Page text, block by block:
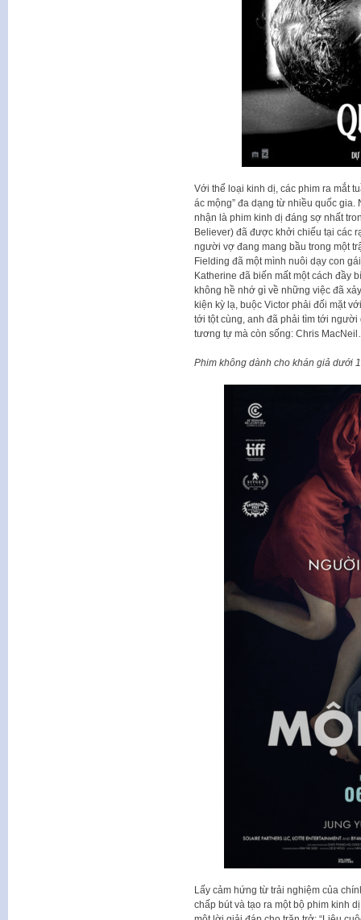
Với thể loại kinh dị, các phim ra mắt
ác mộng” đa dạng từ nhiều quốc
nhận là phim kinh dị đáng sợ nhất
Believer) đã được khởi chiếu tại các
người vợ đang mang bầu trong một
Fielding đã một mình nuôi dạy con
Katherine đã biến mất một cách đầy
không hề nhớ gì về những việc đã
kiện kỳ lạ, buộc Victor phải đối mặt
tới tột cùng, anh đã phải tìm tới
tương tự mà còn sống: Chris
Phim không dành cho khán giả dưới
Lấy cảm hứng từ trải nghiệm của
chấp bút và tạo ra một bộ phim kinh